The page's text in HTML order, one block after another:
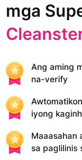
mga
Ang aming
na-verify
iyong
Maaasahan
sa paglilinis